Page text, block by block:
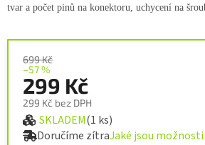
699 Kč
–57 %
299 Kč
299 Kč bez DPH
Měrná cena:
SKLADEM(1 ks)
Doručíme zítraJaké jsou možnosti
tvar a počet pinů na konektoru, uchycení na